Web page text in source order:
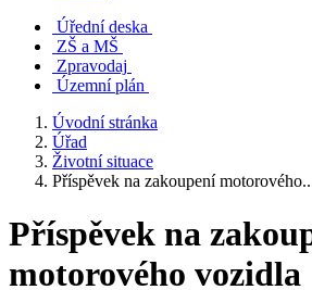
Úřední deska
ZŠ a MŠ
Zpravodaj
Územní plán
Úvodní stránka
Úřad
Životní situace
Příspěvek na zakoupení
Příspěvek na
motorového vozidla